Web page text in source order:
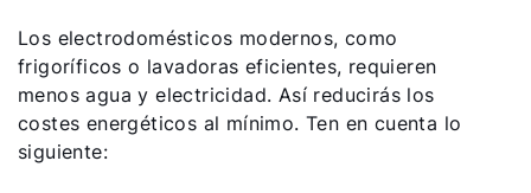
Los electrodomésticos modernos, como
frigoríficos o lavadoras eficientes, requieren
menos agua y electricidad. Así reducirás los
costes energéticos al mínimo. Ten en cuenta lo
siguiente: